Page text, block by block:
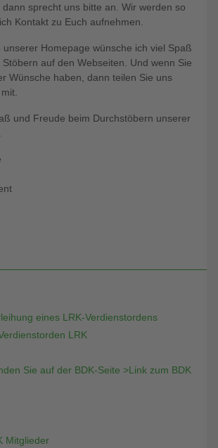
sprecht uns bitte an. Wir werden so
Kontakt zu Euch aufnehmen.
unserer Homepage wünsche ich viel Spaß
auf den Webseiten. Und wenn Sie
Wünsche haben, dann teilen Sie uns
und Freude beim Durchstöbern unserer
eines LRK-Verdienstordens
LRK
Sie auf der BDK-Seite >Link zum BDK
Mitglieder